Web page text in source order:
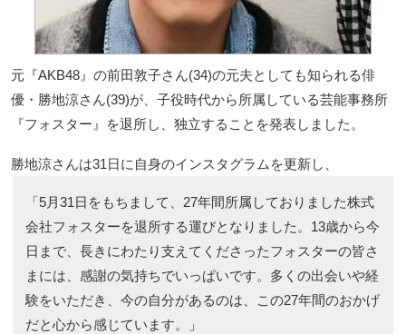
元『AKB48』の前田敦子さん(34)の元夫としても知られる俳
優・勝地涼さん(39)が、子役時代から所属している芸能事務所
『フォスター』を退所し、独立することを発表しました。
勝地涼さんは31日に自身のインスタグラムを更新し、
「5月31日をもちまして、27年間所属しておりました株式
会社フォスターを退所する運びとなりました。13歳から今
日まで、長きにわたり支えてくださったフォスターの皆さ
まには、感謝の気持ちでいっぱいです。多くの出会いや経
験をいただき、今の自分があるのは、この27年間のおかげ
だと心から感じています。」